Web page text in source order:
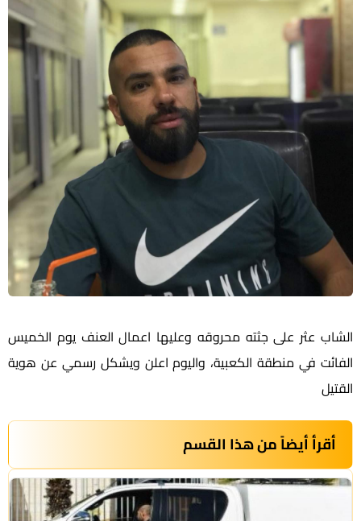
الشاب عثر على جثته محروقه وعليها اعمال العنف يوم الخميس
الفائت في منطقة الكعبية، واليوم اعلن ويشكل رسمي عن هوية
القتيل
أقرأ أيضاً من هذا القسم